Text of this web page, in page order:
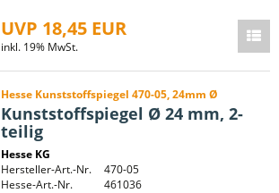
UVP 18,45 EUR
inkl. 19% MwSt.
Hesse Kunststoffspiegel 470-05, 24mm Ø
Kunststoffspiegel Ø 24 mm, 2-
teilig
Hesse KG
Hersteller-Art.-Nr.
470-05
Hesse-Art.-Nr.
461036